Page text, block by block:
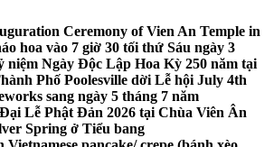
Ceremony of Vien An Temple in
hoa vào 7 giờ 30 tối thứ Sáu ngày 3
niệm Ngày Độc Lập Hoa Kỳ 250 năm tại
Phố Poolesville dời Lễ hội July 4th
sang ngày 5 tháng 7 năm
Lễ Phật Đản 2026 tại Chùa Viên Ân
Spring ở Tiểu bang